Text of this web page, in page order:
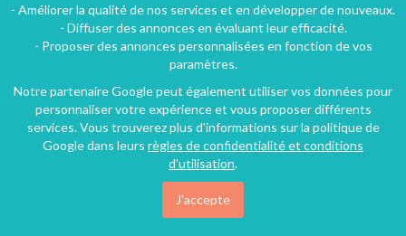
57€/nuit
- Améliorer la qualité de nos services et en développer de nouveaux.
- Diffuser des annonces en évaluant leur efficacité.
- Proposer des annonces personnalisées en fonction de vos
paramètres.
Notre partenaire Google peut également utiliser vos données pour
personnaliser votre expérience et vous proposer différents
services. Vous trouverez plus d'informations sur la politique de
Google dans leurs règles de confidentialité et conditions
d'utilisation.
J'accepte